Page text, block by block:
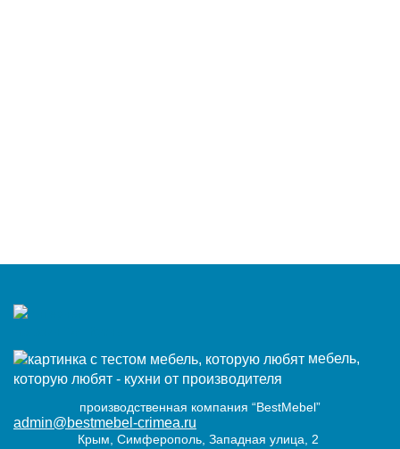
мебель,
которую любят - кухни от производителя
производственная компания “BestMebel”
admin@bestmebel-crimea.ru
Крым, Симферополь, Западная улица, 2